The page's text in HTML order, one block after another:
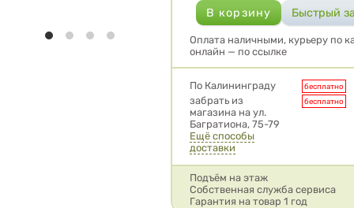
Оплата наличными, курьеру по
онлайн — по ссылке
Условия доставки
По Калининграду бесплатно
забрать из
магазина на ул.
Багратиона, 75-79
бесплатно
Ещё способы
доставки
Подъём на этаж
Собственная служба сервиса
Гарантия на товар 1 год